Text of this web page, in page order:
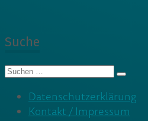
Suche
Suche
Datenschutzerklärung
Kontakt / Impressum